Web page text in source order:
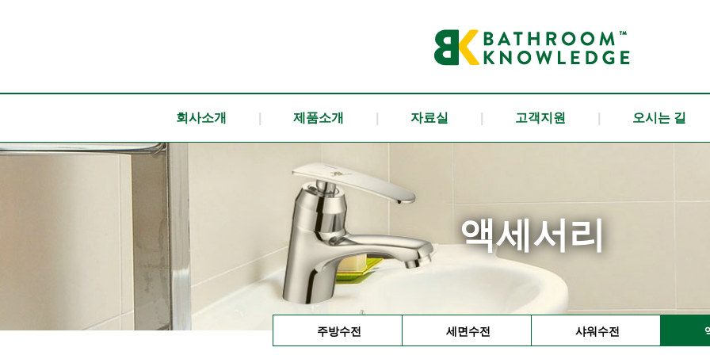
회사소개 제품소개 자료실 고객지원 오시는 길
액세서리
주방수전 세면수전 샤워수전